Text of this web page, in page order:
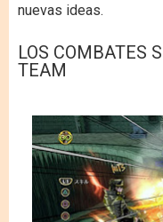
nuevas ideas.
LOS COMBATES
TEAM